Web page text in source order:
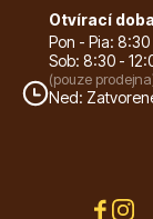
Postřiky,
Otvírací doba
Pon - Pia:
Sob: 8:30 -
(pouze
Ned: